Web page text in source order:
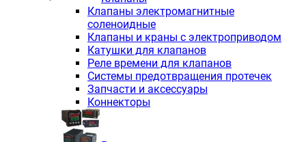
Клапаны электромагнитные
соленоидные
Клапаны и краны с электроприводом
Катушки для клапанов
Реле времени для клапанов
Системы предотвращения протечек
Запчасти и аксессуары
Коннекторы